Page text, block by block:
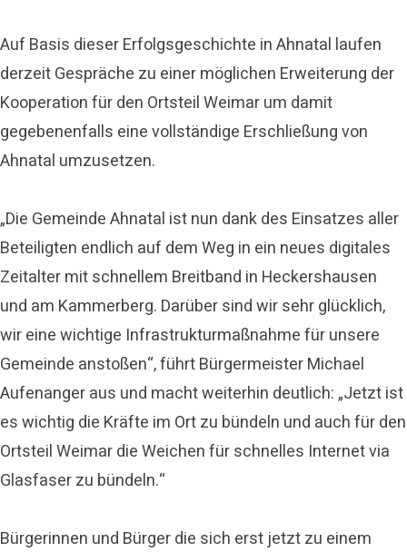
Auf Basis dieser Erfolgsgeschichte in Ahnatal laufen
derzeit Gespräche zu einer möglichen Erweiterung der
Kooperation für den Ortsteil Weimar um damit
gegebenenfalls eine vollständige Erschließung von
Ahnatal umzusetzen.
„Die Gemeinde Ahnatal ist nun dank des Einsatzes aller
Beteiligten endlich auf dem Weg in ein neues digitales
Zeitalter mit schnellem Breitband in Heckershausen
und am Kammerberg. Darüber sind wir sehr glücklich,
wir eine wichtige Infrastrukturmaßnahme für unsere
Gemeinde anstoßen“, führt Bürgermeister Michael
Aufenanger aus und macht weiterhin deutlich: „Jetzt ist
es wichtig die Kräfte im Ort zu bündeln und auch für den
Ortsteil Weimar die Weichen für schnelles Internet via
Glasfaser zu bündeln.“
Bürgerinnen und Bürger die sich erst jetzt zu einem